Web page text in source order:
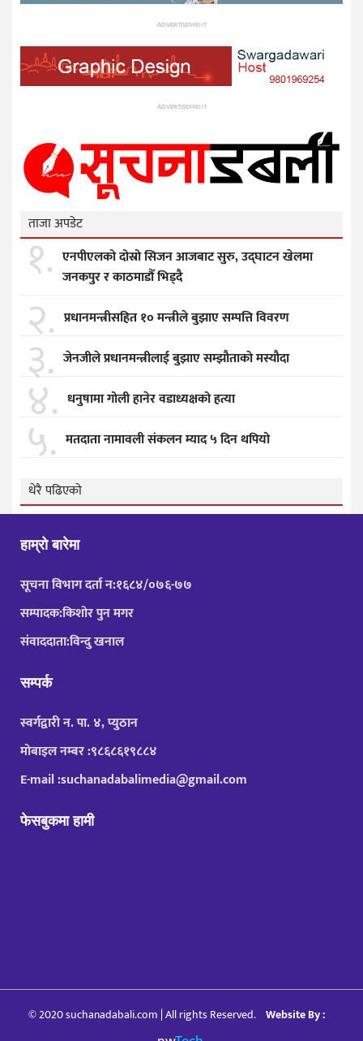
ADVERTISEMENT
ADVERTISEMENT
ताजा अपडेट
१. एनपीएलको दोस्रो सिजन आजबाट सुरु, उद्घाटन खेलमा
जनकपुर र काठमाडौँ भिड्दै
२. प्रधानमन्त्रीसहित १० मन्त्रीले बुझाए सम्पत्ति विवरण
३. जेनजीले प्रधानमन्त्रीलाई बुझाए सम्झाैताकाे मस्याैदा
४. धनुषामा गोली हानेर वडाध्यक्षको हत्या
५. मतदाता नामावली संकलन म्याद ५ दिन थपियो
धेरै पढिएको
हाम्रो बारेमा
सूचना विभाग दर्ता न:१६८४/०७६-७७
सम्पादक:किशोर पुन मगर
संवाददाता:विन्दु खनाल
सम्पर्क
स्वर्गद्वारी न. पा. ४, प्युठान
मोबाइल नम्बर :९८६८६१९८८४
E-mail :suchanadabalimedia@gmail.com
फेसबुकमा हामी
© 2020 suchanadabali.com | All rights Reserved. Website By :